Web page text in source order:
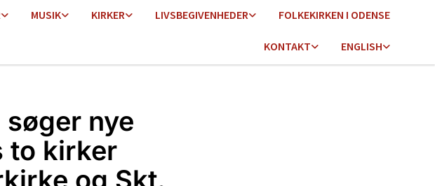
MUSIK KIRKER LIVSBEGIVENHEDER FOLKEKIRKEN I ODENSE
KONTAKT ENGLISH
nye
to kirker